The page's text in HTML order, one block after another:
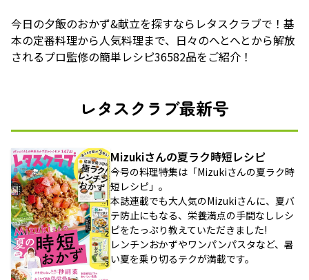
今日の夕飯のおかず&献立を探すならレタスクラブで！基
本の定番料理から人気料理まで、日々のへとへとから解放
されるプロ監修の簡単レシピ36582品をご紹介！
レタスクラブ最新号
Mizukiさんの夏ラク時短レシピ
今号の料理特集は「Mizukiさんの夏ラク時
短レシピ」。
本誌連載でも大人気のMizukiさんに、夏バ
テ防止にもなる、栄養満点の手間なしレシ
ピをたっぷり教えていただきました!
レンチンおかずやワンパンパスタなど、暑
い夏を乗り切るテクが満載です。